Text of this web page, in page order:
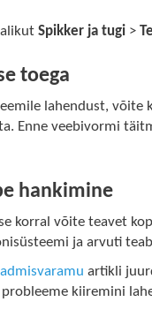
Spikker ja tugi >
toega
lahendust, võite
Enne veebivormi
hankimine
korral võite teavet
ja arvuti
artikli
kiiremini